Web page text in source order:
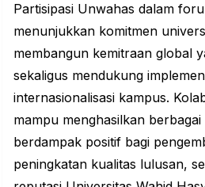
Partisipasi Unwahas dalam
menunjukkan komitmen
membangun kemitraan global
sekaligus mendukung
internasionalisasi kampus.
mampu menghasilkan
berdampak positif bagi
peningkatan kualitas lulusan,